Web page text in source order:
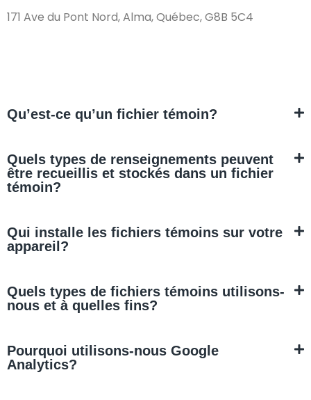
171 Ave du Pont Nord, Alma, Québec, G8B 5C4
Qu’est-ce qu’un fichier témoin?
Quels types de renseignements peuvent
être recueillis et stockés dans un fichier
témoin?
Qui installe les fichiers témoins sur votre
appareil?
Quels types de fichiers témoins utilisons-
nous et à quelles fins?
Pourquoi utilisons-nous Google
Analytics?